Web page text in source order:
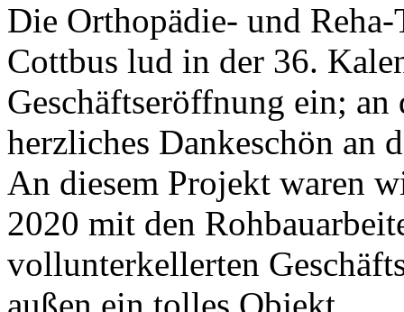
Die Orthopädie- und
Cottbus lud in der 36.
Geschäftseröffnung ein;
herzliches Dankeschön an
An diesem Projekt waren
2020 mit den
vollunterkellerten